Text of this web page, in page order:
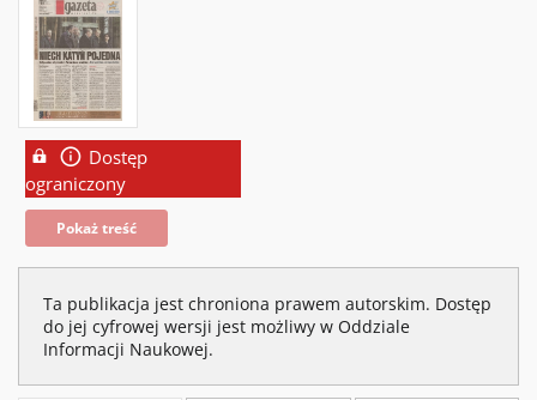
Dostęp
ograniczony
Pokaż treść
Ta publikacja jest chroniona prawem autorskim. Dostęp
do jej cyfrowej wersji jest możliwy w Oddziale
Informacji Naukowej.